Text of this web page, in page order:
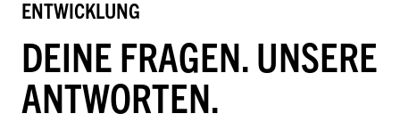
DEINE FRAGEN. UNSERE
ANTWORTEN.
ENTWICKLUNG